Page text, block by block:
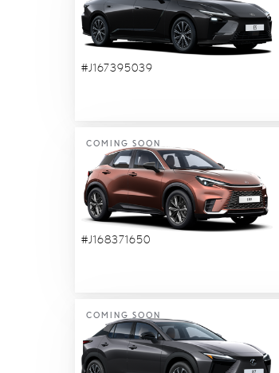
#J167395039
COMING SOON
#J168371650
COMING SOON